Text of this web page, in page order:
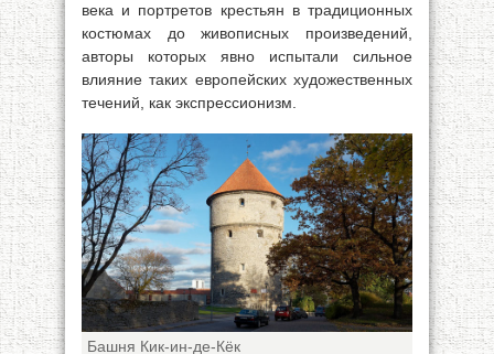
века и портретов крестьян в традиционных
костюмах до живописных произведений,
авторы которых явно испытали сильное
влияние таких европейских художественных
течений, как экспрессионизм.
Башня Кик-ин-де-Кёк